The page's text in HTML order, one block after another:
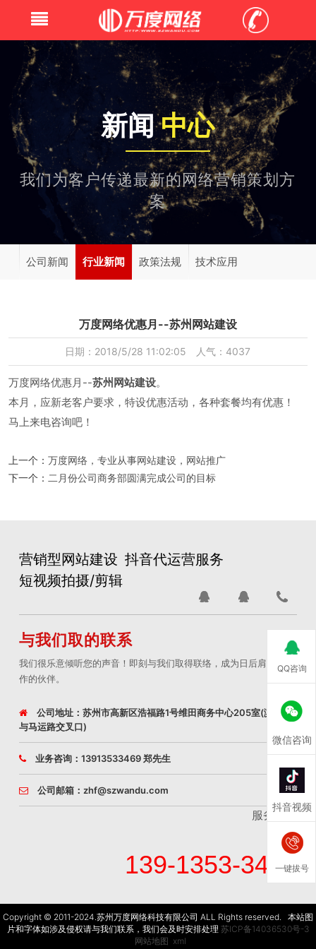
新闻中心
我们为客户传递最新的网络营销策划方
案
公司新闻 行业新闻 政策法规 技术应用
万度网络优惠月--苏州网站建设
日期：2018/5/28 11:02:05 人气：4037
万度网络优惠月--苏州网站建设。
本月，应新老客户要求，特设优惠活动，各种套餐均有优惠！
马上来电咨询吧！
上一个： 万度网络，专业从事网站建设，网站推广
下一个： 二月份公司商务部圆满完成公司的目标
营销型网站建设 抖音代运营服务
短视频拍摄/剪辑
与我们取的联系
我们很乐意倾听您的声音！即刻与我们取得联络，成为日后肩并肩合
作的伙伴。
公司地址：苏州市高新区浩福路1号维田商务中心205室(滨河路
与马运路交叉口)
业务咨询：13913533469 郑先生
公司邮箱：zhf@szwandu.com
服务咨询
139-1353-3469
Copyright © 2011-2024.苏州万度网络科技有限公司 ALL Rights reserved. 本站图
片和字体如涉及侵权请与我们联系，我们会及时安排处理 苏ICP备14036530号-3
网站地图 xml
QQ咨询
微信咨询
抖音视频
一键拔号